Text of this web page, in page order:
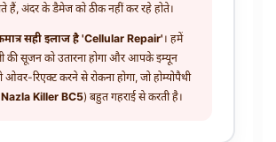
हैं, अंदर के डैमेज को ठीक नहीं कर रहे होते।
सही इलाज है 'Cellular Repair' । हमें
की सूजन को उतारना होगा और आपके इम्यून
ओवर-रिएक्ट करने से रोकना होगा, जो होम्योपैथी
Nazla Killer BC5) बहुत गहराई से करती है।